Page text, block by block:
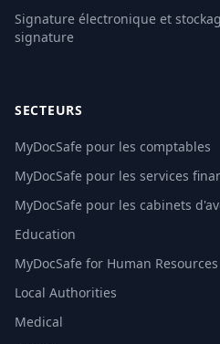
Signature électronique et
signature
SECTEURS
MyDocSafe pour les comptables
MyDocSafe pour les services
MyDocSafe pour les cabinets
Education
MyDocSafe for Human Resources
Local Authorities
Medical